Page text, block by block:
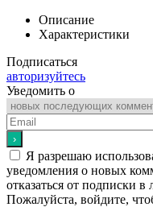
Описание
Характеристики
Подписаться
авторизуйтесь
Уведомить о
Я разрешаю
уведомления о новых
отказаться от подписки в
Пожалуйста, войдите,